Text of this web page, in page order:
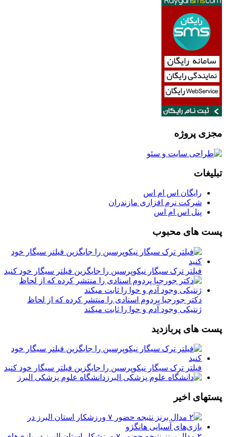
مجزی پروژه
تبلیغات
رایگان اس ام اس
شرکت نرم افزاری مازندران
پنل اس ام اس
پست های محبوب
فیلتر ترک سیگار نیکوپرسین را جایگزین فیلتر سیگار خود کنید
دکتر جورجیا پردوم اسنادی را منتشر کرده که از لحاظ
ژنتیکی وجود آدم و حوا را ثابت میکند
پست های پربازدید
فیلتر ترک سیگار نیکوپرسین را جایگزین فیلتر سیگار خود کنید
دانشگاه علوم پزشکی البرز
پستهای اخیر